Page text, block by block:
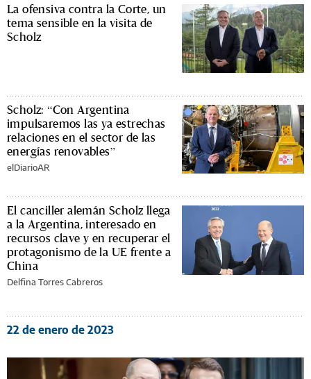
La ofensiva contra la Corte, un
tema sensible en la visita de
Scholz
Scholz: “Con Argentina
impulsaremos las ya estrechas
relaciones en el sector de las
energías renovables”
elDiarioAR
El canciller alemán Scholz llega
a la Argentina, interesado en
recursos clave y en recuperar el
protagonismo de la UE frente a
China
Delfina Torres Cabreros
22 de enero de 2023